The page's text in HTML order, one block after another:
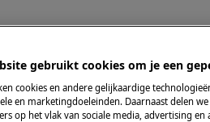
van uw
uitvoert.
gebruikt cookies om je een
cookies en andere gelijkaardige
en marketingdoeleinden. Daarnaast delen
op het vlak van sociale media, advertising en